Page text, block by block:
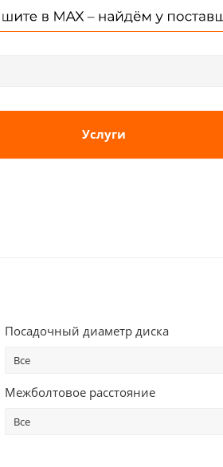
Услуги
Посадочный диаметр диска
Все
Межболтовое расстояние
Все